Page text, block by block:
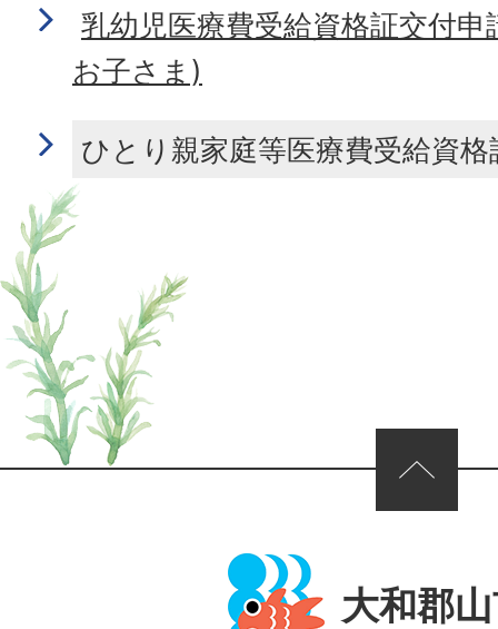
乳幼児医療費受給資格証交付
お子さま)
ひとり親家庭等医療費受給資
ページの先頭へ
大和郡